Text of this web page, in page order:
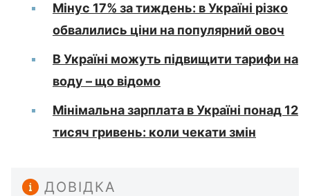
Мінус 17% за тиждень: в Україні різко
обвалились ціни на популярний овоч
В Україні можуть підвищити тарифи на
воду – що відомо
Мінімальна зарплата в Україні понад 12
тисяч гривень: коли чекати змін
ДОВІДКА